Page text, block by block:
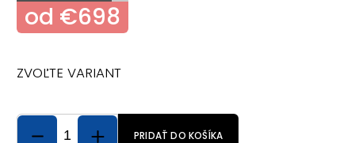
od €698
ZVOĽTE VARIANT
PRIDAŤ DO KOŠÍKA